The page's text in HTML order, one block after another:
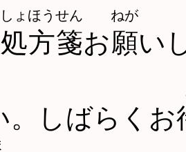
処方箋
しょほうせん
お願
ねが
い
。しばらくお